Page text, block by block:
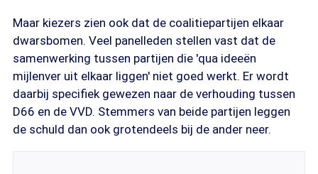
Maar kiezers zien ook dat de coalitiepartijen elkaar
dwarsbomen. Veel panelleden stellen vast dat de
samenwerking tussen partijen die 'qua ideeën
mijlenver uit elkaar liggen' niet goed werkt. Er wordt
daarbij specifiek gewezen naar de verhouding tussen
D66 en de VVD. Stemmers van beide partijen leggen
de schuld dan ook grotendeels bij de ander neer.